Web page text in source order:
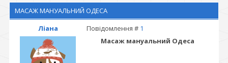
МАСАЖ МАНУАЛЬНИЙ ОДЕСА
Ліана
Повідомлення # 1
Масаж мануальний Одеса